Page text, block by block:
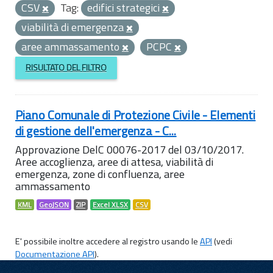
CSV
Tag: edifici strategici
viabilità di emergenza
aree ammassamento
PCPC
RISULTATO DEL FILTRO
Piano Comunale di Protezione Civile - Elementi
di gestione dell'emergenza - C...
Approvazione DelC 00076-2017 del 03/10/2017.
Aree accoglienza, aree di attesa, viabilità di
emergenza, zone di confluenza, aree
ammassamento
KML GeoJSON ZIP Excel XLSX CSV
E' possibile inoltre accedere al registro usando leAPI(vedi
Documentazione API).